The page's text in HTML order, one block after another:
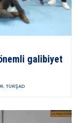
galibiyet
, TÜRŞAD